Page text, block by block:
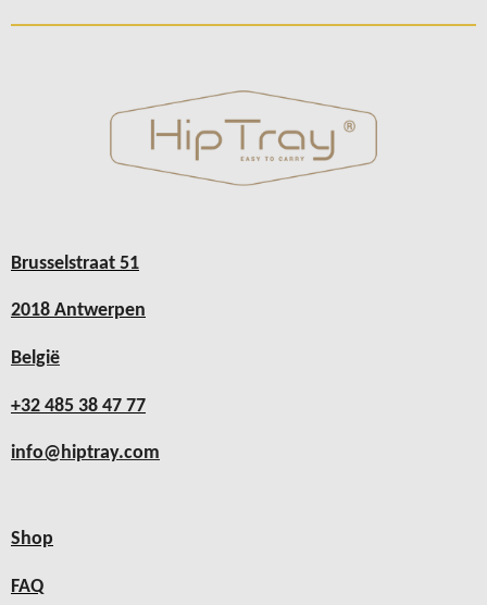
Brusselstraat 51
2018 Antwerpen
België
+32 485 38 47 77
info@hiptray.com
Shop
FAQ